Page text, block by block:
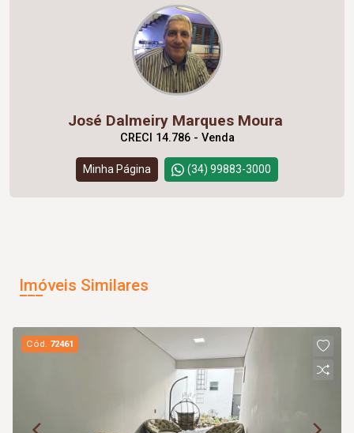
José Dalmeiry Marques Moura
CRECI 14.786 - Venda
Minha Página (34) 99883-3000
Imóveis Similares
Cód. 72461